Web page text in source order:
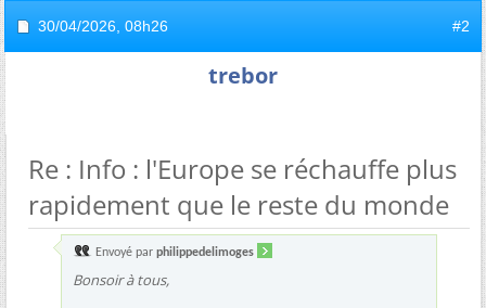
30/04/2026, 08h26 #2
trebor
Re : Info : l'Europe se réchauffe plus
rapidement que le reste du monde
Envoyé par philippedelimoges
Bonsoir à tous,